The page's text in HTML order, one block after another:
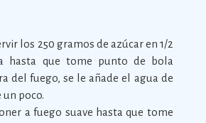
los 250 gramos de azúcar en 1/2
hasta que tome punto de bola
del fuego, se le añade el agua de
un poco.
a fuego suave hasta que tome